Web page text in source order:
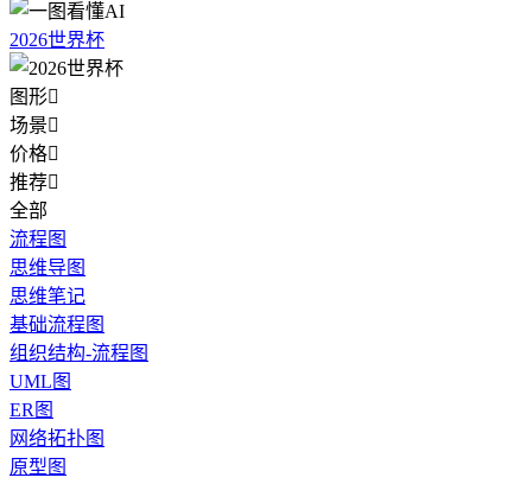
2026世界杯
图形
场景
价格
推荐
全部
流程图
思维导图
思维笔记
基础流程图
组织结构-流程图
UML图
ER图
网络拓扑图
原型图